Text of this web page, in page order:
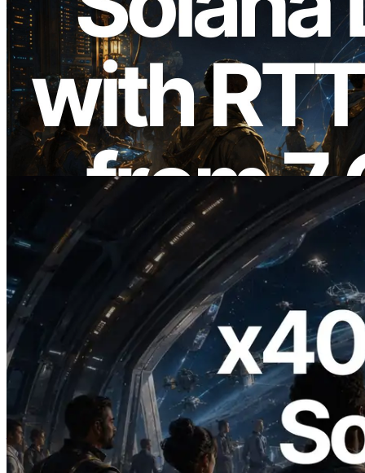
2026.08.05
ERPC 擴展 Solana Leader Slot API：新
增全球 7 個區域的 Ping 測量 —
Validators Information API 同步上線
閱讀此文章
2026.07.04
ERPC 發布支援 x402 支付的 Solana RPC
— AI Agent 按需為 API 付款的時代開啟